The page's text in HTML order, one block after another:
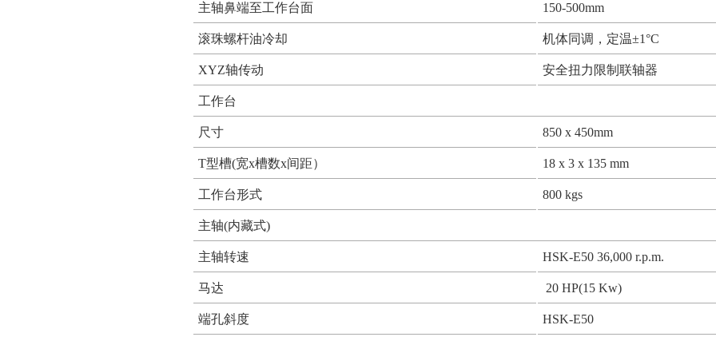
主轴鼻端至工作台面 150-500mm
滚珠螺杆油冷却 机体同调，定温±1°C
XYZ轴传动 安全扭力限制联轴器
工作台
尺寸 850 x 450mm
T型槽(宽x槽数x间距） 18 x 3 x 135 mm
工作台形式 800 kgs
主轴(内藏式)
主轴转速 HSK-E50 36,000 r.p.m.
马达 20 HP(15 Kw)
端孔斜度 HSK-E50